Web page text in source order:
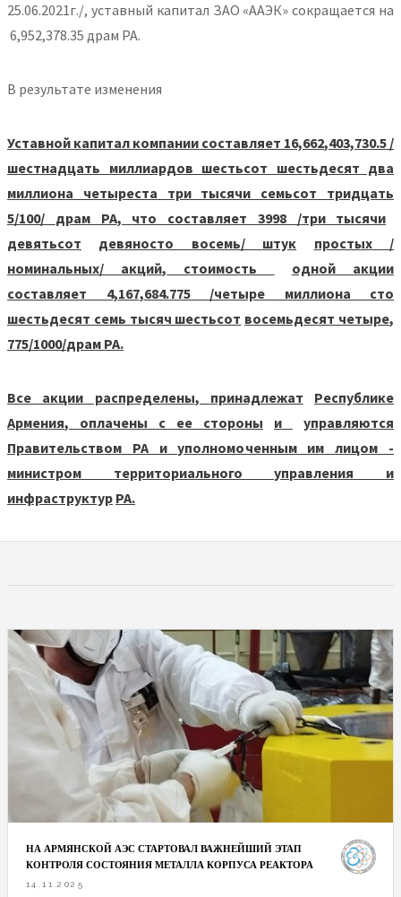
25.06.2021г./, уставный капитал ЗАО «ААЭК» сокращается на
6,952,378.35 драм РА.
В результате изменения
Уставной капитал компании составляет 16,662,403,730.5 /
шестнадцать миллиардов шестьсот шестьдесят два
миллиона четыреста три тысячи семьсот тридцать
5/100/ драм РА, что составляет 3998 /три тысячи
девятьсот
девяносто восемь/ штук простых/
номинальных/ акций, стоимость
одной акции
составляет 4,167,684.775 /четыре миллиона сто
шестьдесят семь тысяч шестьсот восемьдесят четыре,
775/1000/драм РА.
Все акции распределены, принадлежат
Республике
Армения, оплачены с ее стороны и
управляются
Правительством РА и уполномоченным им лицом -
министром территориального управления и
инфраструктур РА.
НА АРМЯНСКОЙ АЭС СТАРТОВАЛ ВАЖНЕЙШИЙ ЭТАП
КОНТРОЛЯ СОСТОЯНИЯ МЕТАЛЛА КОРПУСА РЕАКТОРА
14.11.2025